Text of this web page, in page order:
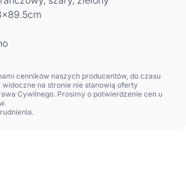
cenników naszych producentów, do czasu
na stronie nie stanowią oferty
Cywilnego. Prosimy o potwierdzenie cen u